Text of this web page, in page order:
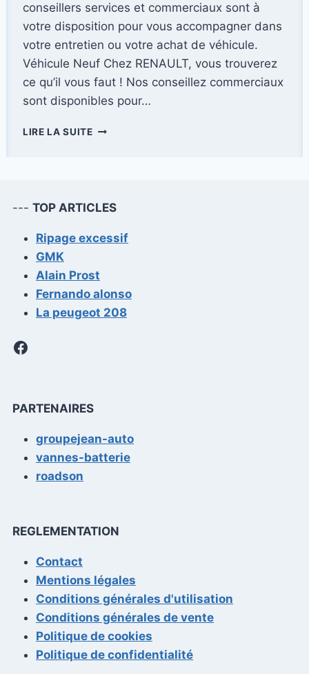
conseillers services et commerciaux sont à
votre disposition pour vous accompagner dans
votre entretien ou votre achat de véhicule.
Véhicule Neuf Chez RENAULT, vous trouverez
ce qu’il vous faut ! Nos conseillez commerciaux
sont disponibles pour…
LIRE LA SUITERENAULT
--- TOP ARTICLES
Ripage excessif
GMK
Alain Prost
Fernando alonso
La peugeot 208
Facebook
PARTENAIRES
groupejean-auto
vannes-batterie
roadson
REGLEMENTATION
Contact
Mentions légales
Conditions générales d'utilisation
Conditions générales de vente
Politique de cookies
Politique de confidentialité